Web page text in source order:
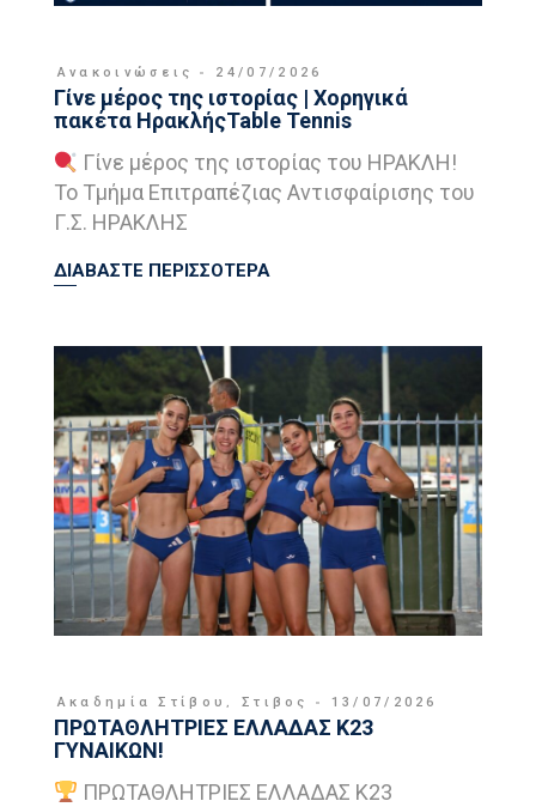
Ανακοινώσεις 24/07/2026
Γίνε μέρος της ιστορίας | Χορηγικά
πακέτα ΗρακλήςTable Tennis
Γίνε μέρος της ιστορίας του ΗΡΑΚΛΗ!
Το Τμήμα Επιτραπέζιας Αντισφαίρισης του
Γ.Σ. ΗΡΑΚΛΗΣ
ΔΙΑΒΑΣΤΕ ΠΕΡΙΣΣΟΤΕΡΑ
Ακαδημία Στίβου , Στιβος 13/07/2026
ΠΡΩΤΑΘΛΗΤΡΙΕΣ ΕΛΛΑΔΑΣ Κ23
ΓΥΝΑΙΚΩΝ!
ΠΡΩΤΑΘΛΗΤΡΙΕΣ ΕΛΛΑΔΑΣ Κ23